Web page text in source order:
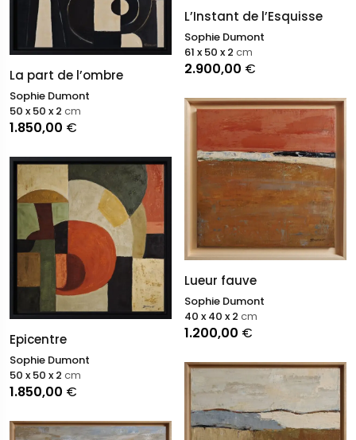
La part de l’ombre
Sophie Dumont
1.850,00 €
50 x 50 x 2 cm
Epicentre
Sophie Dumont
1.850,00 €
50 x 50 x 2 cm
L’Instant de l’Esquisse
Sophie Dumont
2.900,00 €
61 x 50 x 2 cm
Lueur fauve
Sophie Dumont
1.200,00 €
40 x 40 x 2 cm